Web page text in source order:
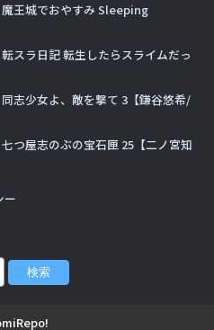
魔王城でおやすみ Sleeping
スラ日記 転生したらスライムだっ
志少女よ、敵を撃て 3【鎌谷悠希/
つ屋志のぶの宝石匣 25【二ノ宮知
ー